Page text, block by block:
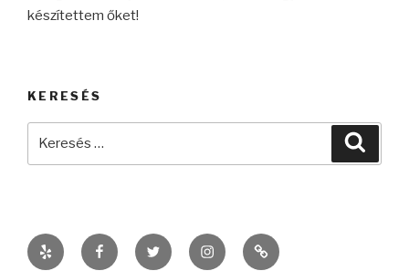
készítettem őket!
KERESÉS
Yelp FacebookTwitter Instagram